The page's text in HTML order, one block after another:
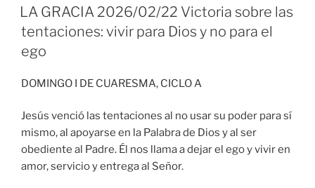
EL
LA GRACIA 2026/02/22 Victoria sobre las
tentaciones: vivir para Dios y no para el
ego
DOMINGO I DE CUARESMA, CICLO A
Jesús venció las tentaciones al no usar su poder para sí
mismo, al apoyarse en la Palabra de Dios y al ser
obediente al Padre. Él nos llama a dejar el ego y vivir en
amor, servicio y entrega al Señor.